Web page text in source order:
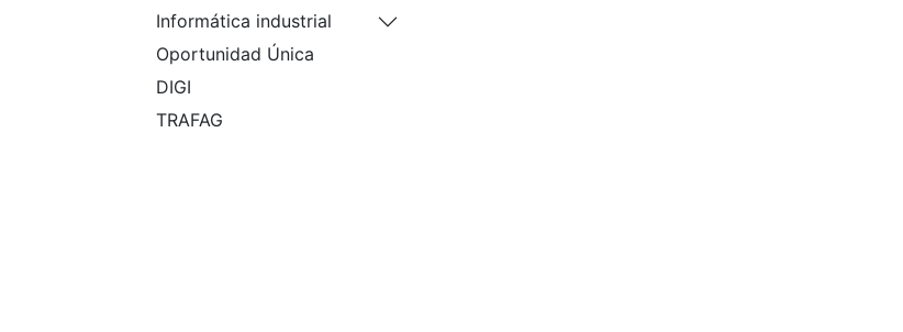
Informática industrial
Oportunidad Única
DIGI
TRAFAG